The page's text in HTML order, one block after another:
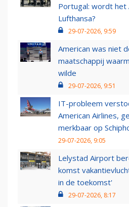
Portugal: wordt het
Lufthansa?
29-07-2026, 9:59
American was niet
maatschappij
wilde
29-07-2026, 9:51
IT-probleem
American Airlines,
merkbaar op
29-07-2026, 9:05
Lelystad Airport
komst
in de toekomst'
29-07-2026, 8:17